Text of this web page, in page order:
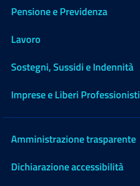
Pensione e Previdenza
Lavoro
Sostegni, Sussidi e Indennità
Imprese e Liberi Professionisti
Amministrazione trasparente
Dichiarazione accessibilità